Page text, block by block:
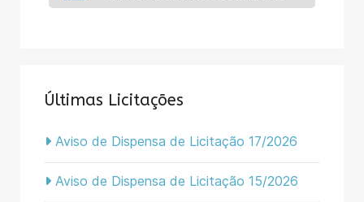
Últimas Licitações
Aviso de Dispensa de Licitação 17/2026
Aviso de Dispensa de Licitação 15/2026